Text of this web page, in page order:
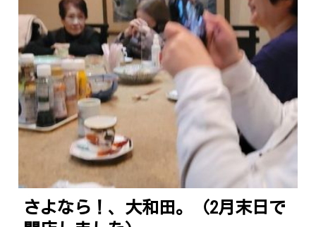
さよなら！、大和田。（2月末日で